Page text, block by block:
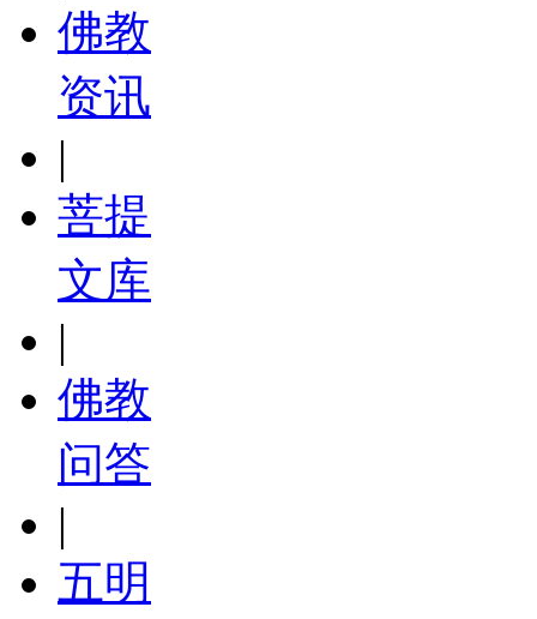
佛教
资讯
|
菩提
文库
|
佛教
问答
|
五明